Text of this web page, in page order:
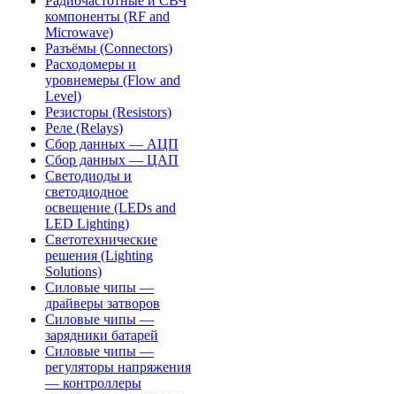
компоненты (RF and
Microwave)
Разъёмы (Connectors)
Расходомеры и
уровнемеры (Flow and
Level)
Резисторы (Resistors)
Реле (Relays)
Сбор данных — АЦП
Сбор данных — ЦАП
Светодиоды и
светодиодное
освещение (LEDs and
LED Lighting)
Светотехнические
решения (Lighting
Solutions)
Силовые чипы —
драйверы затворов
Силовые чипы —
зарядники батарей
Силовые чипы —
регуляторы напряжения
— контроллеры